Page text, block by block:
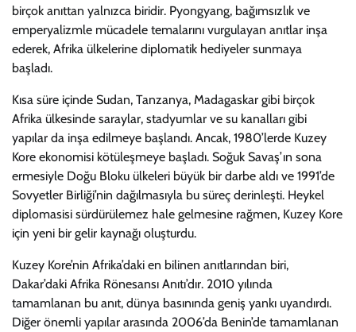
birçok anıttan yalnızca biridir. Pyongyang, bağımsızlık ve
emperyalizmle mücadele temalarını vurgulayan anıtlar inşa
ederek, Afrika ülkelerine diplomatik hediyeler sunmaya
başladı.
Kısa süre içinde Sudan, Tanzanya, Madagaskar gibi birçok
Afrika ülkesinde saraylar, stadyumlar ve su kanalları gibi
yapılar da inşa edilmeye başlandı. Ancak, 1980’lerde Kuzey
Kore ekonomisi kötüleşmeye başladı. Soğuk Savaş’ın sona
ermesiyle Doğu Bloku ülkeleri büyük bir darbe aldı ve 1991’de
Sovyetler Birliği’nin dağılmasıyla bu süreç derinleşti. Heykel
diplomasisi sürdürülemez hale gelmesine rağmen, Kuzey Kore
için yeni bir gelir kaynağı oluşturdu.
Kuzey Kore’nin Afrika’daki en bilinen anıtlarından biri,
Dakar’daki Afrika Rönesansı Anıtı’dır. 2010 yılında
tamamlanan bu anıt, dünya basınında geniş yankı uyandırdı.
Diğer önemli yapılar arasında 2006’da Benin’de tamamlanan